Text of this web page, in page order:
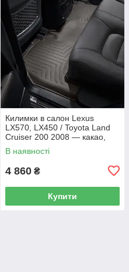
Килимки в салон Lexus
LX570, LX450 / Toyota Land
Cruiser 200 2008 — какао,
Tri-Extruded (WeatherTech) —
другий ряд
В наявності
4 860 ₴
Купити